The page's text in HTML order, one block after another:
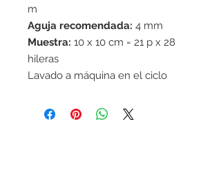
m
Aguja recomendada: 4 mm
Muestra: 10 x 10 cm = 21 p x 28
hileras
Lavado a máquina en el ciclo
de telas/Secar en horizontal